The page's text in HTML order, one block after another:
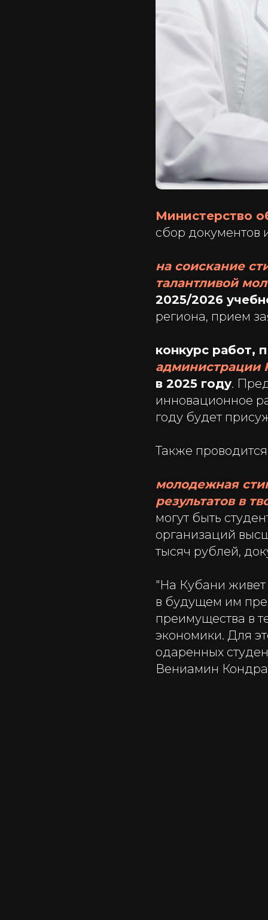
Министерство
сбор документов
на соискание
талантливой
2025/2026
региона, прием
конкурс работ,
администрации
в 2025 году.
инновационное
году будет
Также
молодежная
результатов в
могут быть
организаций
тысяч рублей,
"На Кубани
в будущем им
преимущества в
экономики. Для
одаренных
Вениамин